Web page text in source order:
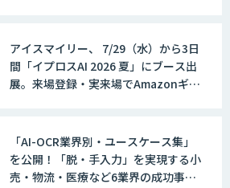
アイスマイリー、 7/29（水）から3日
間「イプロスAI 2026 夏」にブース出
展。来場登録・実来場でAmazonギフ
「AI-OCR業界別・ユースケース集」
を公開！「脱・手入力」を実現する小
売・物流・医療など6業界の成功事例